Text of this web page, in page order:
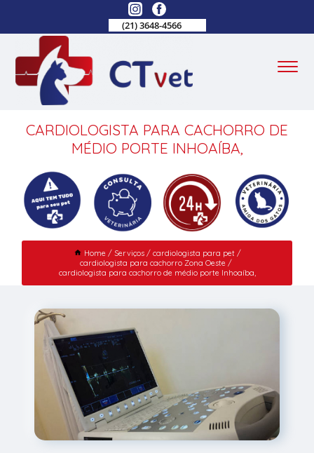
(21) 3648-4566
CARDIOLOGISTA PARA CACHORRO DE
MÉDIO PORTE INHOAÍBA,
Home Serviços
cardiologista para pet
cardiologista para cachorro Zona Oeste
cardiologista para cachorro de médio porte Inhoaíba,